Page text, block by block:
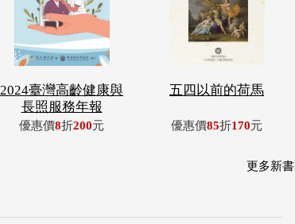
2024臺灣高齡健康與
長照服務年報
優惠價8折200元
五四以前的荷馬
優惠價85折170元
更多新書